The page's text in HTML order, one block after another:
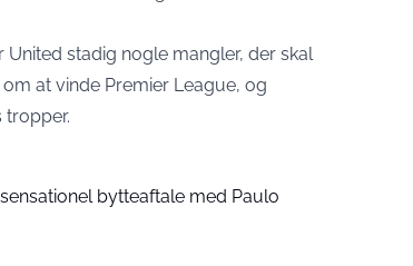
United stadig nogle mangler, der skal
at vinde Premier League, og
tropper.
bytteaftale med Paulo